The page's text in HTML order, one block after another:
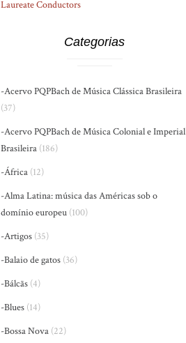
Laureate Conductors
Categorias
-Acervo PQPBach de Música Clássica Brasileira
(37)
-Acervo PQPBach de Música Colonial e Imperial
Brasileira (186)
-África (12)
-Alma Latina: música das Américas sob o
domínio europeu (100)
-Artigos (35)
-Balaio de gatos (36)
-Bálcãs (4)
-Blues (14)
-Bossa Nova (22)